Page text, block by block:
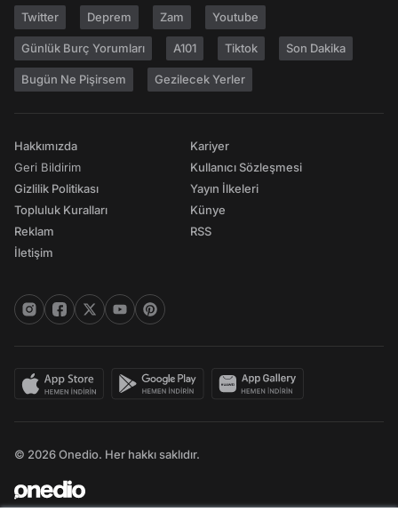
Twitter Deprem Zam Youtube
Günlük Burç Yorumları A101 Tiktok Son Dakika
Bugün Ne Pişirsem Gezilecek Yerler
Hakkımızda
Geri Bildirim
Gizlilik Politikası
Topluluk Kuralları
Reklam
İletişim
Kariyer
Kullanıcı Sözleşmesi
Yayın İlkeleri
Künye
RSS
© 2026 Onedio. Her hakkı saklıdır.